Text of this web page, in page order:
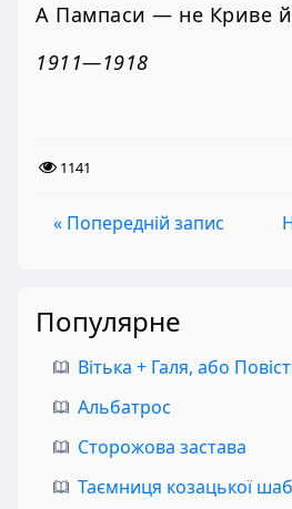
А Пампаси — не Криве
1911—1918
1141
« Попередній запис
Популярне
Альбатрос
Сторожова застава
Таємниця козацької